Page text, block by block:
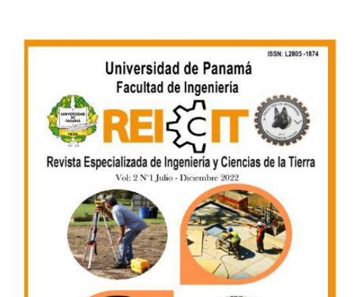
Imagen de portada